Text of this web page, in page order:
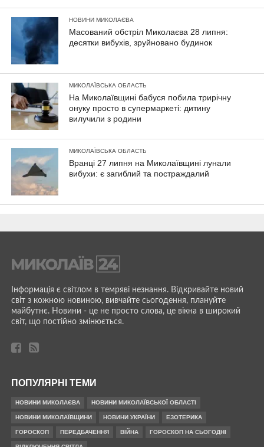
НОВИНИ МИКОЛАЄВА
Масований обстріл Миколаєва 28 липня:
десятки вибухів, зруйновано будинок
МИКОЛАЇВСЬКА ОБЛАСТЬ
На Миколаївщині бабуся побила трирічну
онуку просто в супермаркеті: дитину
вилучили з родини
МИКОЛАЇВСЬКА ОБЛАСТЬ
Вранці 27 липня на Миколаївщині лунали
вибухи: є загиблий та постраждалий
Інформація є світлом в темряві незнання. Відкривайте новий
світ з кожною новиною, вивчайте сьогодення, плануйте
майбутнє. Новини - це не просто слова, це вікна в широкий
світ, що постійно змінюється.
ПОПУЛЯРНІ ТЕМИ
НОВИНИ МИКОЛАЄВА НОВИНИ МИКОЛАЇВСЬКОЇ ОБЛАСТІ
НОВИНИ МИКОЛАЇВЩИНИ НОВИНИ УКРАЇНИ ЕЗОТЕРИКА
ГОРОСКОП ПЕРЕДБАЧЕННЯ ВІЙНА ГОРОСКОП НА СЬОГОДНІ